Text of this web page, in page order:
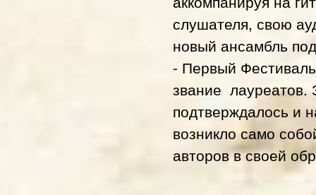
слушателя, свою
новый ансамбль
- Первый
звание лауреатов.
подтверждалось и
возникло само
авторов в своей